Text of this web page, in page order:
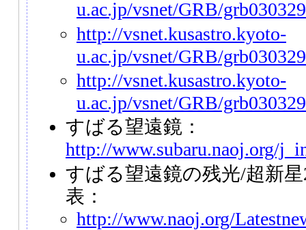
u.ac.jp/vsnet/GRB/
http://vsnet.kusastro.kyoto-
u.ac.jp/vsnet/GRB/
http://vsnet.kusastro.kyoto-
u.ac.jp/vsnet/GRB/
すばる望遠鏡：
http://www.subaru.naoj.org/
すばる望遠鏡の残光/超新
表：
http://www.naoj.org/